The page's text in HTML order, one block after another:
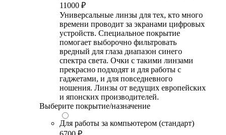
11000 ₽
Универсальные линзы для тех, кто много
времени проводит за экранами цифровых
устройств. Специальное покрытие
помогает выборочно фильтровать
вредный для глаза диапазон синего
спектра света. Очки с такими линзами
прекрасно подходят и для работы с
гаджетами, и для повседневного
ношения. Линзы от ведущих европейских
и японских производителей.
Выберите покрытие/назначение
Для работы за компьютером (стандарт)